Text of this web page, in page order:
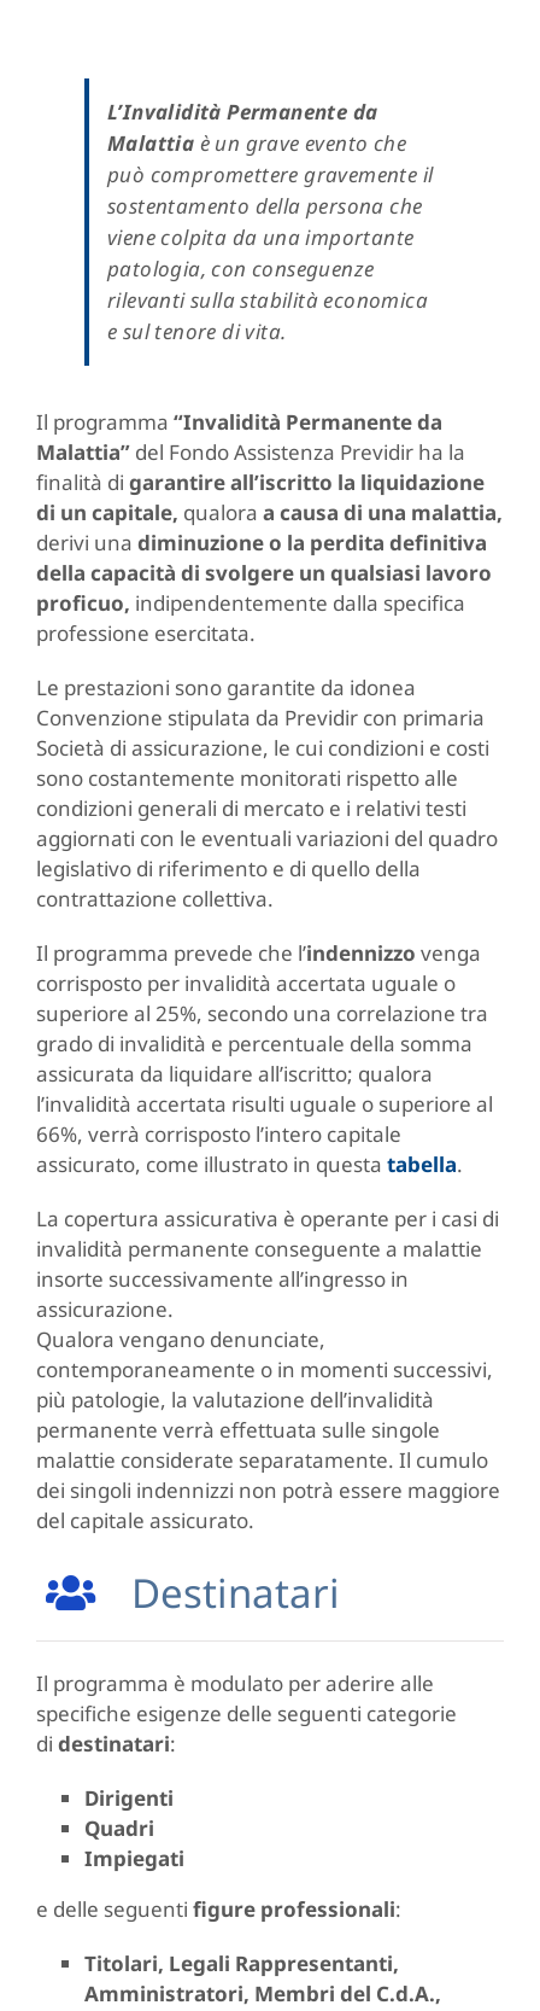
L’Invalidità Permanente da
Malattia è un grave evento che
può compromettere gravemente il
sostentamento della persona che
viene colpita da una importante
patologia, con conseguenze
rilevanti sulla stabilità economica
e sul tenore di vita.
Il programma “Invalidità Permanente da
Malattia” del Fondo Assistenza Previdir ha la
finalità di garantire all’iscritto la liquidazione
di un capitale, qualora a causa di una malattia,
derivi una diminuzione o la perdita definitiva
della capacità di svolgere un qualsiasi lavoro
proficuo, indipendentemente dalla specifica
professione esercitata.
Le prestazioni sono garantite da idonea
Convenzione stipulata da Previdir con primaria
Società di assicurazione, le cui condizioni e costi
sono costantemente monitorati rispetto alle
condizioni generali di mercato e i relativi testi
aggiornati con le eventuali variazioni del quadro
legislativo di riferimento e di quello della
contrattazione collettiva.
Il programma prevede che l’indennizzo venga
corrisposto per invalidità accertata uguale o
superiore al 25%, secondo una correlazione tra
grado di invalidità e percentuale della somma
assicurata da liquidare all’iscritto; qualora
l’invalidità accertata risulti uguale o superiore al
66%, verrà corrisposto l’intero capitale
assicurato, come illustrato in questa tabella.
La copertura assicurativa è operante per i casi di
invalidità permanente conseguente a malattie
insorte successivamente all’ingresso in
assicurazione.
Qualora vengano denunciate,
contemporaneamente o in momenti successivi,
più patologie, la valutazione dell’invalidità
permanente verrà effettuata sulle singole
malattie considerate separatamente. Il cumulo
dei singoli indennizzi non potrà essere maggiore
del capitale assicurato.
Destinatari
Il programma è modulato per aderire alle
specifiche esigenze delle seguenti categorie
di destinatari:
Dirigenti
Quadri
Impiegati
e delle seguenti figure professionali:
Titolari, Legali Rappresentanti,
Amministratori, Membri del C.d.A.,